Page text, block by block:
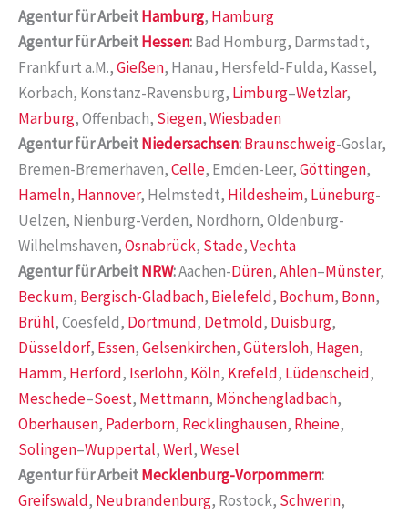
Agentur für ArbeitHamburg, Hamburg
Agentur für ArbeitHessen:Bad Homburg, Darmstadt,
Frankfurt a.M.,Gießen, Hanau, Hersfeld-Fulda, Kassel,
Korbach, Konstanz-Ravensburg, Limburg–Wetzlar,
Marburg, Offenbach, Siegen,Wiesbaden
Agentur für ArbeitNiedersachsen:Braunschweig-Goslar,
Bremen-Bremerhaven,Celle, Emden-Leer,Göttingen,
Hameln, Hannover, Helmstedt, Hildesheim, Lüneburg-
Uelzen, Nienburg-Verden, Nordhorn, Oldenburg-
Wilhelmshaven,Osnabrück, Stade,Vechta
Agentur für ArbeitNRW:Aachen-Düren,Ahlen–Münster,
Beckum, Bergisch-Gladbach, Bielefeld, Bochum, Bonn,
Brühl, Coesfeld, Dortmund, Detmold, Duisburg,
Düsseldorf, Essen,Gelsenkirchen,Gütersloh, Hagen,
Hamm, Herford, Iserlohn, Köln, Krefeld, Lüdenscheid,
Meschede–Soest, Mettmann, Mönchengladbach,
Oberhausen, Paderborn, Recklinghausen, Rheine,
Solingen–Wuppertal,Werl,Wesel
Agentur für ArbeitMecklenburg-Vorpommern:
Greifswald, Neubrandenburg, Rostock, Schwerin,